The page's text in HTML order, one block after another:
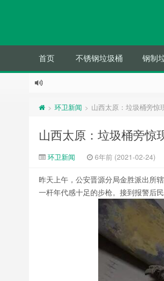
首页 不锈钢垃圾桶 钢制
> 环卫新闻 > 山西太原：垃圾桶旁惊
山西太原：垃圾桶旁惊
环卫新闻 6年前 (2021-02-24)
昨天上午，公安晋源分局金胜派出所
一杆年代感十足的步枪。接到报警后